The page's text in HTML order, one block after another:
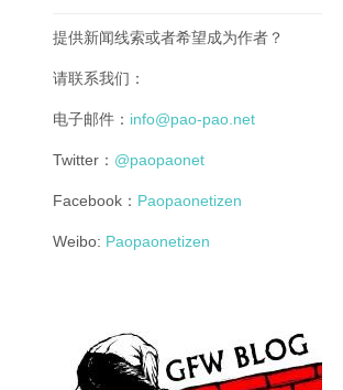
提供新闻线索或者希望成为作者？
请联系我们：
电子邮件： info@pao-pao.net
Twitter： @paopaonet
Facebook： Paopaonetizen
Weibo: Paopaonetizen
gfw_blog_small.jpg